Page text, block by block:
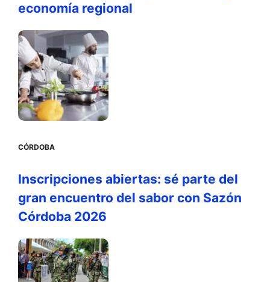
economía regional
CÓRDOBA
Inscripciones abiertas: sé parte del
gran encuentro del sabor con Sazón
Córdoba 2026